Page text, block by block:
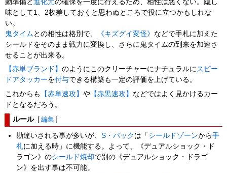
動準備と進化元の確保を一度に行えるため、相性は悪くない。隠し
味として1、2枚差しておくと思わぬところで役に立つかもしれな
い。
鬼タイム との相性は格別で、 《キズグイ変怪》 などで手札に加えた
シールドをそのまま戦力に変換し、さらに鬼タイムの到来を加速さ
せることが出来る。
【赤単ブランド】のようにこのクリーチャーにナチュラルにスピー
ドアタッカーを付与できる構築も一定の評価を上げている。
これからも
【赤単速攻】や 【赤黒速攻】 などではよく見かけるカー
ドとなるだろう。
ルール [ 編集 ]
勘違いされる事が多いが、S・バック は「 シールドゾーンから手
札に加える時」に機能する。よって、《デュアルショック・ド
ラゴン》のシールド焼却で別の《デュアルショック・ドラゴ
ン》を出す事は不可能。